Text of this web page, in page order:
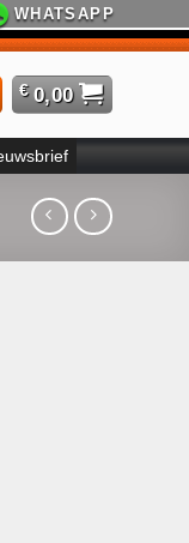
WHATSAPP
€ 0,00